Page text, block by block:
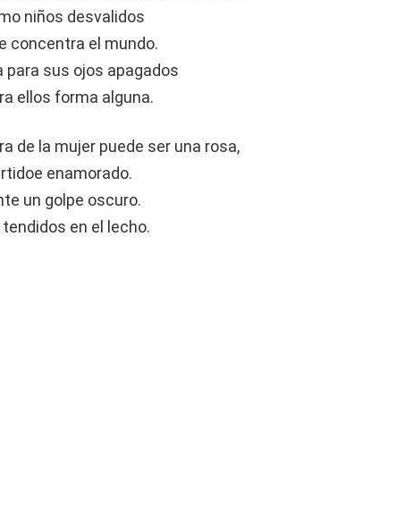
niños desvalidos
concentra el mundo.
para sus ojos apagados
ellos forma alguna.
de la mujer puede ser una rosa,
enamorado.
un golpe oscuro.
en el lecho.